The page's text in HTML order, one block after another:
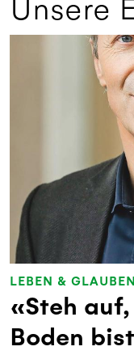
Unsere
LEBEN & GLAUBEN
«Steh
Boden